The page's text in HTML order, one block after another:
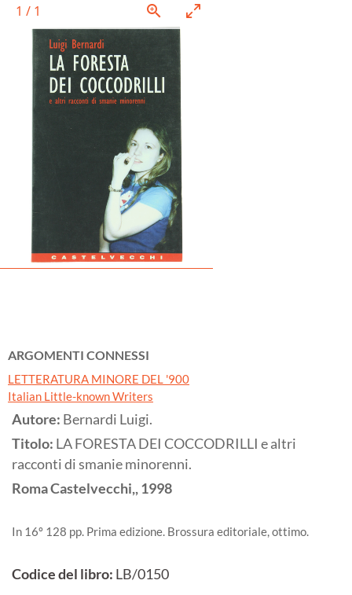
1 / 1
ARGOMENTI CONNESSI
LETTERATURA MINORE DEL '900
Italian Little-known Writers
Autore: Bernardi Luigi.
Titolo: LA FORESTA DEI COCCODRILLI e altri
racconti di smanie minorenni.
RomaCastelvecchi,,1998
In 16º 128 pp. Prima edizione. Brossura editoriale, ottimo.
Codice del libro: LB/0150